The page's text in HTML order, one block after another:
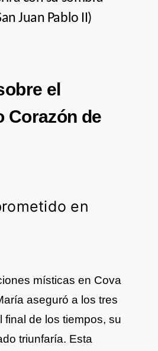
Juan Pablo II)
el
Corazón de
en
místicas en Cova
aseguró a los tres
final de los tiempos, su
triunfaría. Esta